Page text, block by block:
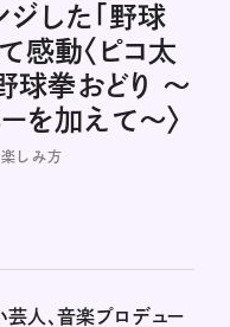
した「野球
感動〈ピコ太
球拳おどり 〜
を加えて〜〉
しみ方
人、音楽プロデュー